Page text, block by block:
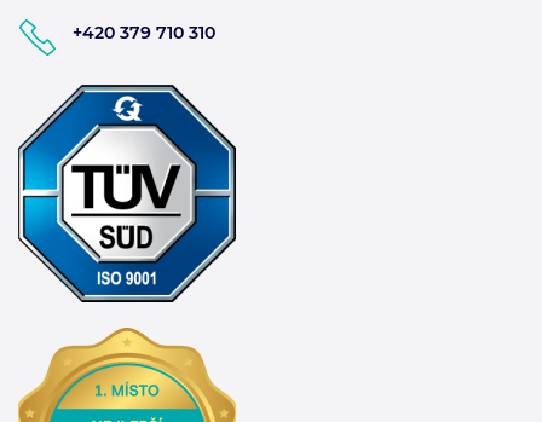
+420 379 710 310